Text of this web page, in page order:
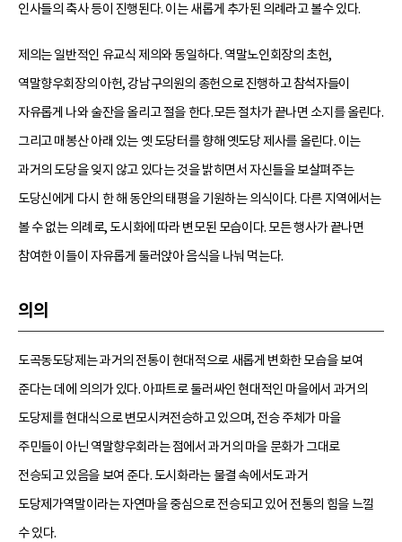
인사들의 축사 등이 진행된다. 이는 새롭게 추가된 의례라고 볼수 있다.
제의는 일반적인 유교식 제의와 동일하다. 역말노인회장의 초헌,
역말향우회장의 아헌, 강남구의원의 종헌으로 진행하고 참석자들이
자유롭게 나와 술잔을 올리고 절을 한다.모든 절차가 끝나면 소지를 올린다.
그리고 매봉산 아래 있는 옛 도당터를 향해 옛도당 제사를 올린다. 이는
과거의 도당을 잊지 않고 있다는 것을 밝히면서 자신들을 보살펴주는
도당신에게 다시 한 해 동안의 태평을 기원하는 의식이다. 다른 지역에서는
볼 수 없는 의례로, 도시화에 따라 변모된 모습이다. 모든 행사가 끝나면
참여한 이들이 자유롭게 둘러앉아 음식을 나눠 먹는다.
의의
도곡동도당제는 과거의 전통이 현대적으로 새롭게 변화한 모습을 보여
준다는 데에 의의가 있다. 아파트로 둘러싸인 현대적인 마을에서 과거의
도당제를 현대식으로 변모시켜전승하고 있으며, 전승 주체가 마을
주민들이 아닌 역말향우회라는 점에서 과거의 마을 문화가 그대로
전승되고 있음을 보여 준다. 도시화라는 물결 속에서도 과거
도당제가역말이라는 자연마을 중심으로 전승되고 있어 전통의 힘을 느낄
수 있다.